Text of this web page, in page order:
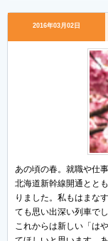
2016年03月02日
あの頃の春。就職や仕
北海道新幹線開通とと
りました。私もはまな
ても思い出深い列車で
これからは新しい「は